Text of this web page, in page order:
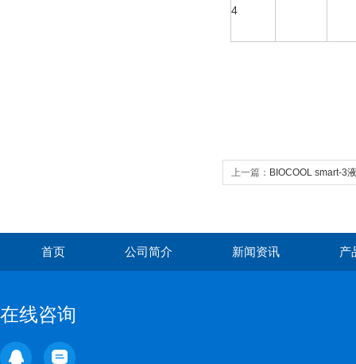
4
上一篇： BIOCOOL smart-3
首页 公司简介 新闻资讯 产
在线咨询